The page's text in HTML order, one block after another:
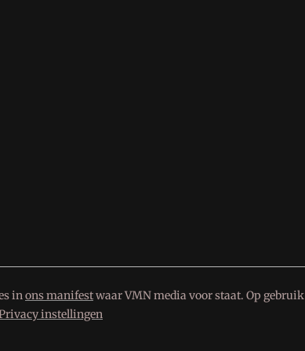
inons manifestwaar VMN media voor staat. Op
instellingen